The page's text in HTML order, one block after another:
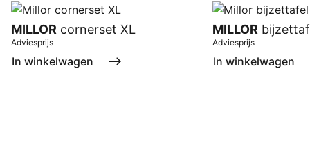
MILLOR cornerset XL
Adviesprijs
In winkelwagen
MILLOR
Adviesprijs
In winkelwagen